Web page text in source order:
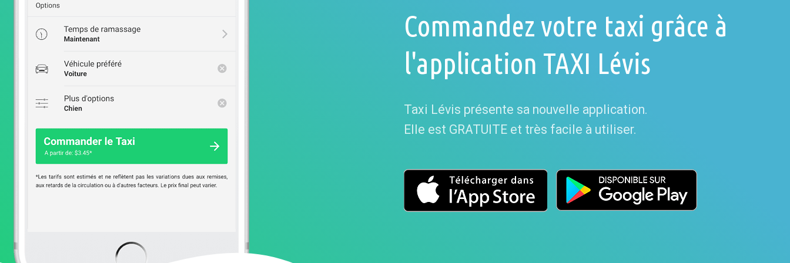
Commandez votre taxi grâce à
l'application TAXI Lévis
Taxi Lévis présente sa nouvelle application.
Elle est GRATUITE et très facile à utiliser.